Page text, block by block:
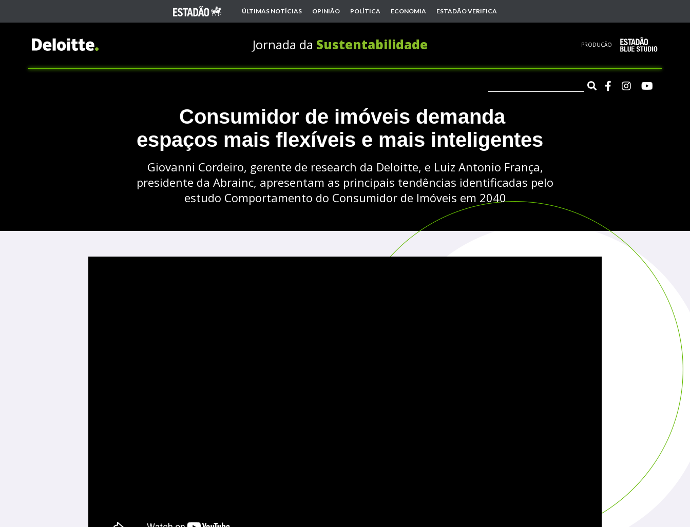
ÚLTIMAS NOTÍCIAS OPINIÃO POLÍTICA ECONOMIA ESTADÃO VERIFICA
Jornada da Sustentabilidade PRODUÇÃO
Consumidor de imóveis demanda
espaços mais flexíveis e mais inteligentes
Giovanni Cordeiro, gerente de research da Deloitte, e Luiz Antonio França,
presidente da Abrainc, apresentam as principais tendências identificadas pelo
estudo Comportamento do Consumidor de Imóveis em 2040